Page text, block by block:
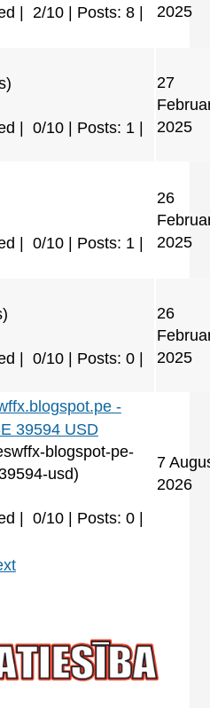
| 2/10 | Posts: 8|
2025
| 0/10 | Posts: 1 |
27
2025
| 0/10 | Posts: 1 |
26
2025
| 0/10 | Posts: 0|
26
2025
-
39594 USD
blogspot-pe-
usd)
| 0/10 | Posts: 0|
7
2026